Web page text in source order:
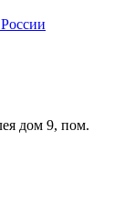
дом 9, пом.